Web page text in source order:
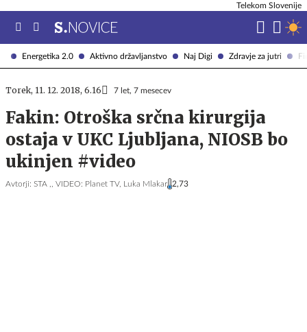
Energetika 2.0 Aktivno državljanstvo Naj Digi Zdravje za jutri
Telekom Slovenije
Torek, 11. 12. 2018, 6.16 7 let, 7 mesecev
Fakin: Otroška srčna kirurgija
ostaja v UKC Ljubljana, NIOSB bo
ukinjen #video
Avtorji: STA ,, VIDEO: Planet TV, Luka Mlakar 2,73